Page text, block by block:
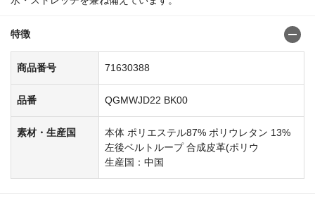
特徴
商品番号 71630388
品番 QGMWJD22 BK00
素材・生産国
本体 ポリエステル87% ポリウレタン 13%
左後ベルトループ 合成皮革(ポリウ
生産国：中国